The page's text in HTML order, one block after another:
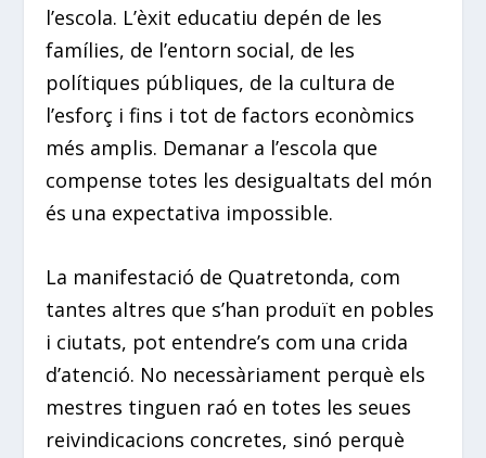
l’escola. L’èxit educatiu depén de les
famílies, de l’entorn social, de les
polítiques públiques, de la cultura de
l’esforç i fins i tot de factors econòmics
més amplis. Demanar a l’escola que
compense totes les desigualtats del món
és una expectativa impossible.
La manifestació de Quatretonda, com
tantes altres que s’han produït en pobles
i ciutats, pot entendre’s com una crida
d’atenció. No necessàriament perquè els
mestres tinguen raó en totes les seues
reivindicacions concretes, sinó perquè